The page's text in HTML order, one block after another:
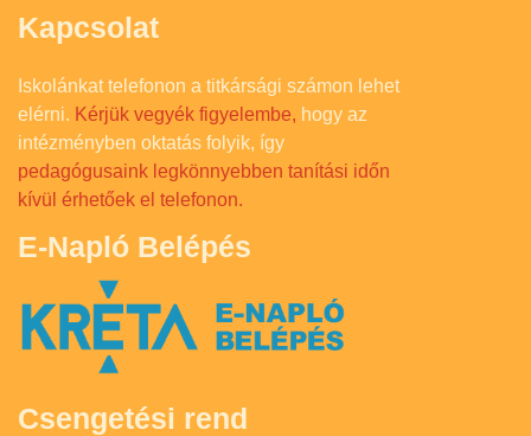
Kapcsolat
Iskolánkat telefonon a titkársági számon lehet
elérni. Kérjük vegyék figyelembe, hogy az
intézményben oktatás folyik, így
pedagógusaink legkönnyebben tanítási időn
kívül érhetőek el telefonon.
E-Napló Belépés
Csengetési rend